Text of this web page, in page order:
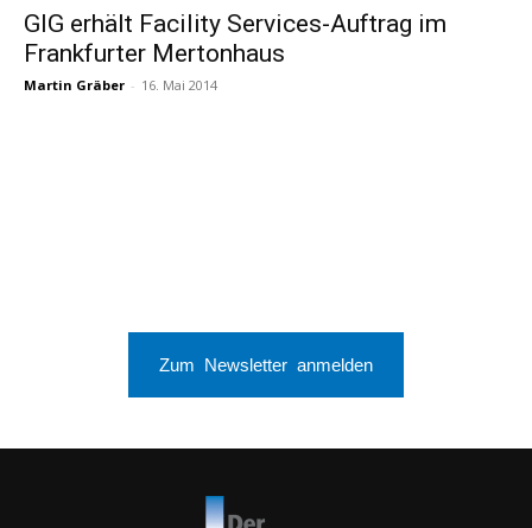
GIG erhält Facility Services-Auftrag im
Frankfurter Mertonhaus
Martin Gräber - 16. Mai 2014
Zum Newsletter anmelden